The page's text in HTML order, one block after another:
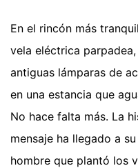
En el rincón más
vela eléctrica
antiguas lámparas de
en una estancia que
No hace falta más. La
mensaje ha llegado a
hombre que plantó los